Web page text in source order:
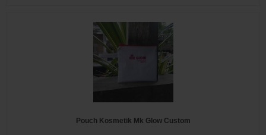
Pouch Kosmetik Mk Glow Custom